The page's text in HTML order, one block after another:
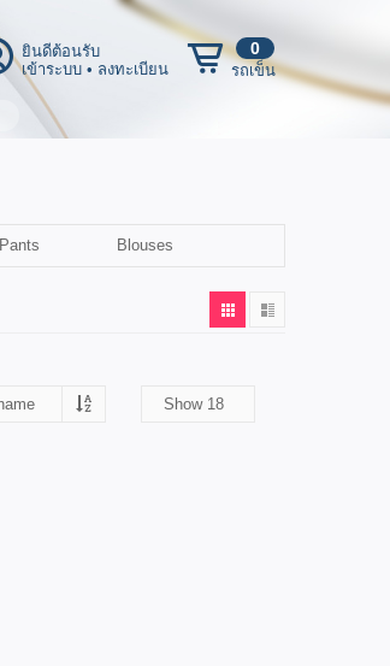
ยินดีต้อนรับ
เข้าระบบ • ลงทะเบียน
0
รถเข็น
Pants Blouses